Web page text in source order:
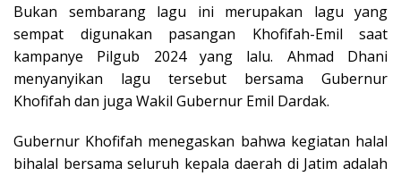
Bukan sembarang lagu ini merupakan lagu yang
sempat digunakan pasangan Khofifah-Emil saat
kampanye Pilgub 2024 yang lalu. Ahmad Dhani
menyanyikan lagu tersebut bersama Gubernur
Khofifah dan juga Wakil Gubernur Emil Dardak.
Gubernur Khofifah menegaskan bahwa kegiatan halal
bihalal bersama seluruh kepala daerah di Jatim adalah